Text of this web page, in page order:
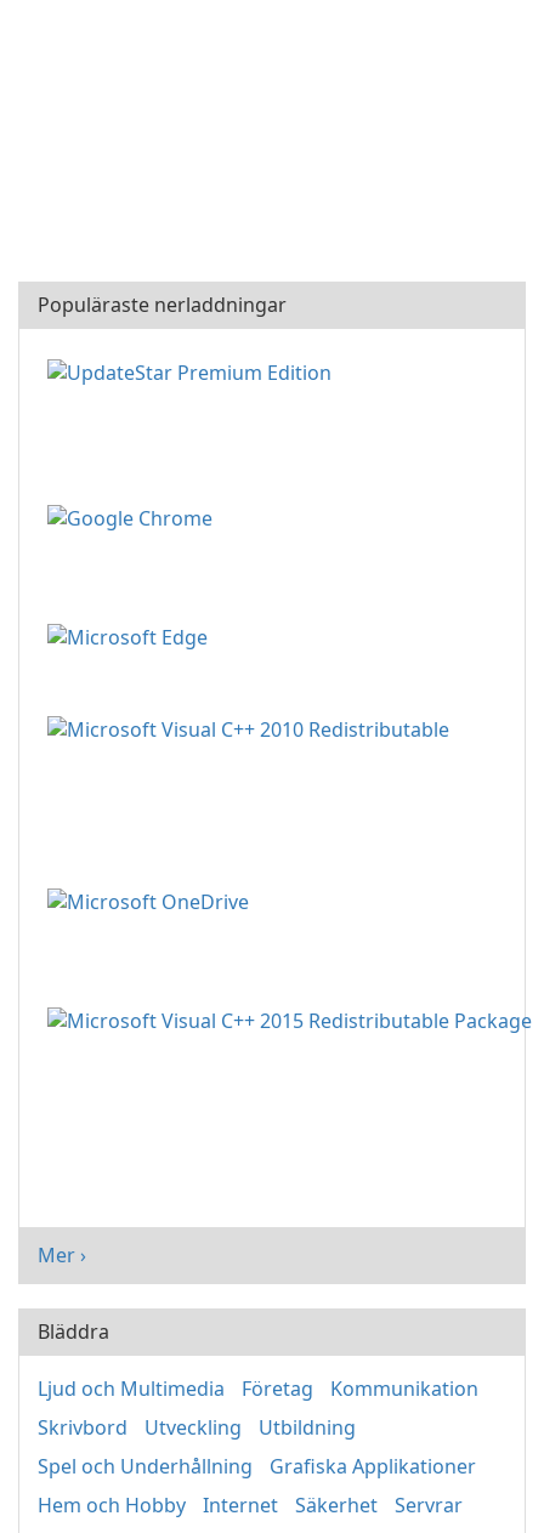
Populäraste nerladdningar
Mer ›
Bläddra
Ljud och Multimedia Företag
Kommunikation
Skrivbord
Utveckling
Utbildning
Spel och Underhållning
Grafiska Applikationer
Hem och Hobby
Internet Säkerhet
Servrar